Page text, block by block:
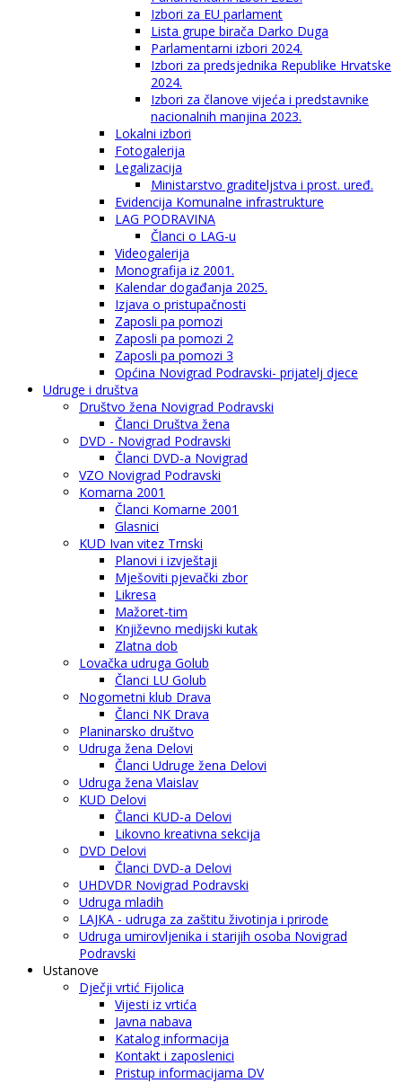
Izbori za EU parlament
Lista grupe birača Darko Duga
Parlamentarni izbori 2024.
Izbori za predsjednika Republike Hrvatske
2024.
Izbori za članove vijeća i predstavnike
nacionalnih manjina 2023.
Lokalni izbori
Fotogalerija
Legalizacija
Ministarstvo graditeljstva i prost. uređ.
Evidencija Komunalne infrastrukture
LAG PODRAVINA
Članci o LAG-u
Videogalerija
Monografija iz 2001.
Kalendar događanja 2025.
Izjava o pristupačnosti
Zaposli pa pomozi
Zaposli pa pomozi 2
Zaposli pa pomozi 3
Općina Novigrad Podravski- prijatelj djece
Udruge i društva
Društvo žena Novigrad Podravski
Članci Društva žena
DVD - Novigrad Podravski
Članci DVD-a Novigrad
VZO Novigrad Podravski
Komarna 2001
Članci Komarne 2001
Glasnici
KUD Ivan vitez Trnski
Planovi i izvještaji
Mješoviti pjevački zbor
Likresa
Mažoret-tim
Književno medijski kutak
Zlatna dob
Lovačka udruga Golub
Članci LU Golub
Nogometni klub Drava
Članci NK Drava
Planinarsko društvo
Udruga žena Delovi
Članci Udruge žena Delovi
Udruga žena Vlaislav
KUD Delovi
Članci KUD-a Delovi
Likovno kreativna sekcija
DVD Delovi
Članci DVD-a Delovi
UHDVDR Novigrad Podravski
Udruga mladih
LAJKA - udruga za zaštitu životinja i prirode
Udruga umirovljenika i starijih osoba Novigrad
Podravski
Ustanove
Dječji vrtić Fijolica
Vijesti iz vrtića
Javna nabava
Katalog informacija
Kontakt i zaposlenici
Pristup informacijama DV